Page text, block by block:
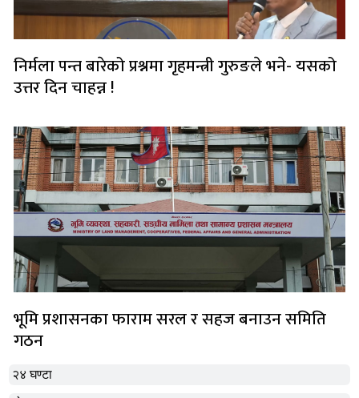
२४ घण्टा
निर्मला पन्त बारेको प्रश्नमा गृहमन्त्री गुरुङले भने- यसको
उत्तर दिन चाहन्न !
भूमि प्रशासनका फाराम सरल र सहज बनाउन समिति
गठन